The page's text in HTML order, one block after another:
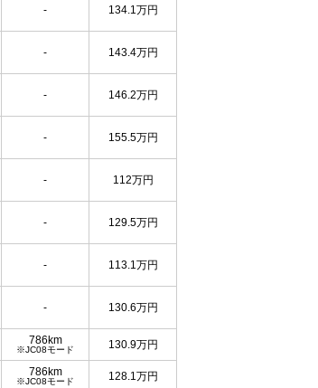
- 134.1万円
- 143.4万円
- 146.2万円
- 155.5万円
- 112万円
- 129.5万円
- 113.1万円
- 130.6万円
786km
※JC08モード 130.9万円
786km
※JC08モード 128.1万円